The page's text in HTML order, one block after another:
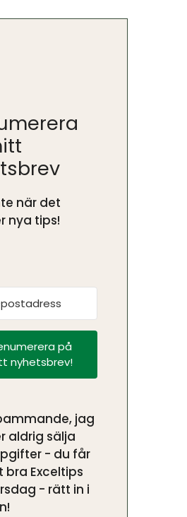
när det
nya tips!
på
nyhetsbrev!
jag
aldrig sälja
- du får
bra Exceltips
- rätt in i